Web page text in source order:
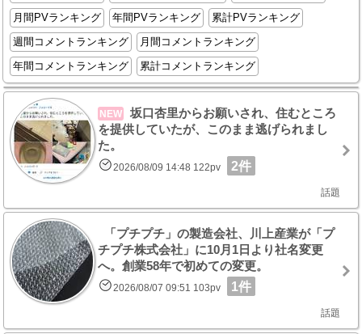
月間PVランキング
年間PVランキング
累計PVランキング
週間コメントランキング
月間コメントランキング
年間コメントランキング
累計コメントランキング
NEW
坂口杏里からお願いされ、住むところ
を提供していたが、このまま逃げられまし
た。
2026/08/09 14:48 122pv 2件
話題
「プチプチ」の製造会社、川上産業が「プ
チプチ株式会社」に10月1日より社名変更
へ。創業58年で初めての変更。
2026/08/07 09:51 103pv 1件
話題